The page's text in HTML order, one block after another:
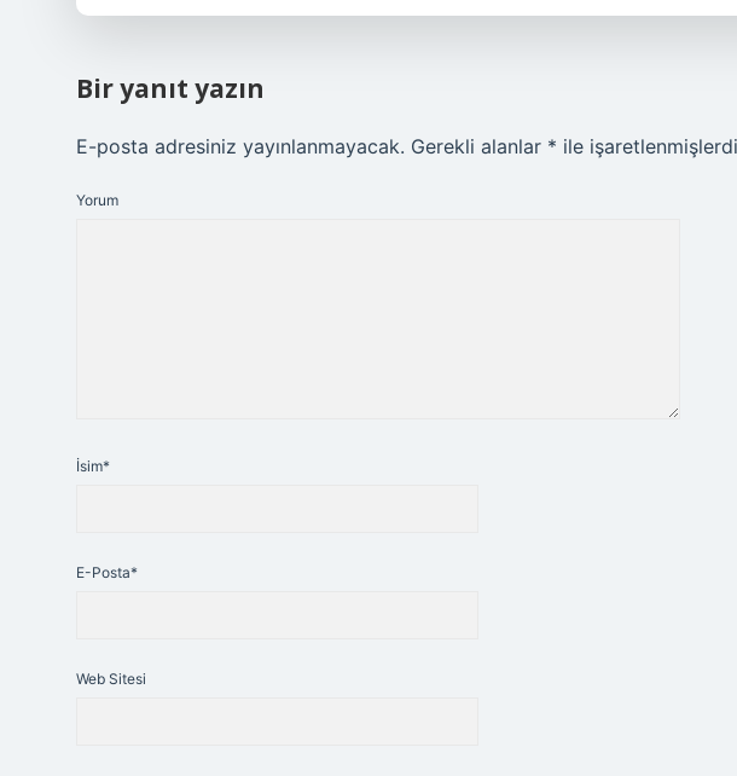
Bir yanıt yazın
E-posta adresiniz yayınlanmayacak. Gerekli alanlar * ile
Yorum
İsim*
E-Posta*
Web Sitesi